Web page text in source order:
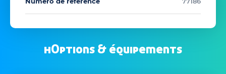
hOptions & équipements